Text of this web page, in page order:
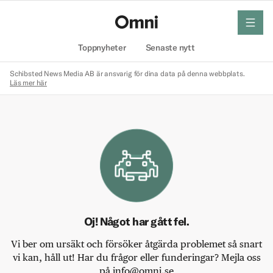
Toppnyheter Senaste nytt
meny
Schibsted News Media AB är ansvarig för dina data på denna webbplats.
Läs mer här
Oj! Något har gått fel.
Vi ber om ursäkt och försöker åtgärda problemet så snart
vi kan, håll ut! Har du frågor eller funderingar? Mejla oss